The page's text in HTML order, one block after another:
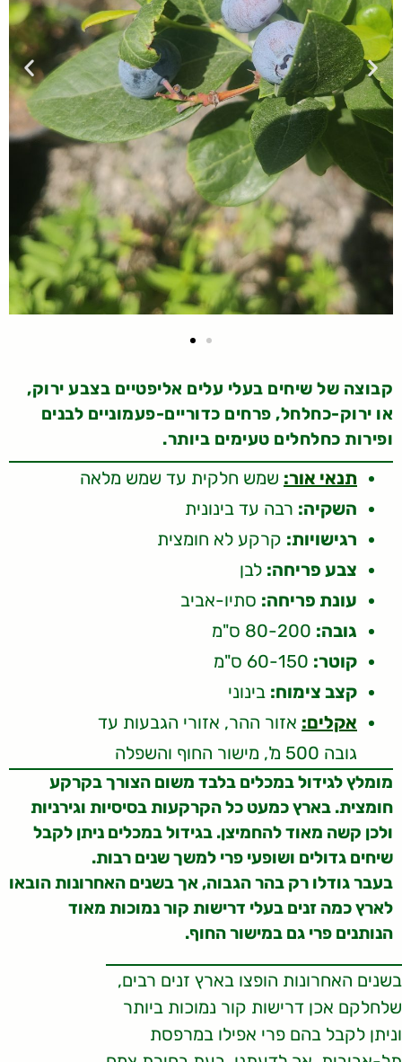
קבוצה של שיחים בעלי עלים אליפטיים בצבע ירוק,
או ירוק-כחלחל, פרחים כדוריים-פעמוניים לבנים
ופירות כחלחלים טעימים ביותר.
תנאי אור: שמש חלקית עד שמש מלאה
השקיה: רבה עד בינונית
רגישויות: קרקע לא חומצית
צבע פריחה: לבן
עונת פריחה: סתיו-אביב
גובה:
קוטר:
קצב צימוח: בינוני
אקלים: אזור ההר, אזורי הגבעות עד
גובה 500 מ', מישור החוף והשפלה
מומלץ לגידול במכלים בלבד משום הצורך בקרקע
חומצית. בארץ כמעט כל הקרקעות בסיסיות וגירניות
ולכן קשה מאוד להחמיצן. בגידול במכלים ניתן לקבל
שיחים גדולים ושופעי פרי למשך שנים רבות.
בעבר גודלו רק בהר הגבוה, אך בשנים האחרונות הובאו
לארץ כמה זנים בעלי דרישות קור נמוכות מאוד
הנותנים פרי גם במישור החוף.
בשנים האחרונות הופצו בארץ זנים רבים,
שלחלקם אכן דרישות קור נמוכות ביותר
וניתן לקבל בהם פרי אפילו במרפסת